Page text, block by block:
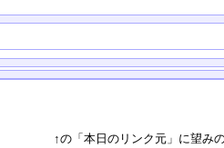
↑の「本日のリンク元」に望み